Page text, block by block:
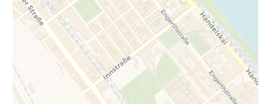
Naheverhältnis besteht.
Der Vermittler ist als Doppelmakler tätig.